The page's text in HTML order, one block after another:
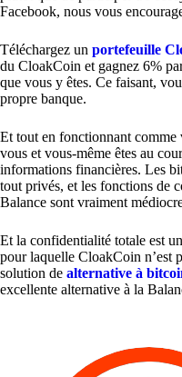
Facebook, nous vous
Téléchargez un portefeuille
du CloakCoin et gagnez 6%
que vous y êtes. Ce faisant,
propre banque.
Et tout en fonctionnant comme
vous et vous-même êtes au
informations financières. Les
tout privés, et les fonctions de
Balance sont vraiment
Et la confidentialité totale est
pour laquelle CloakCoin n’est
solution de alternative à
excellente alternative à la